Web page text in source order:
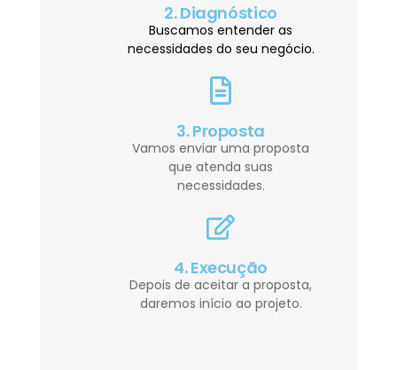
2. Diagnóstico
Buscamos entender as
necessidades do seu negócio.
3. Proposta
Vamos enviar uma proposta
que atenda suas
necessidades.
4. Execução
Depois de aceitar a proposta,
daremos início ao projeto.